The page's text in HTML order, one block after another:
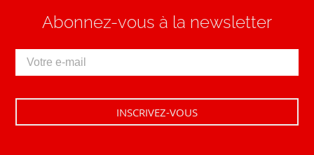
Abonnez-vous à la newsletter